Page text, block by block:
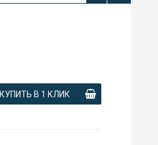
КУПИТЬ В 1 КЛИК